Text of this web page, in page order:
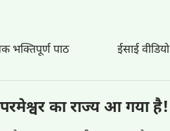
भक्तिपूर्ण पाठ ईसाई वीडियो
परमेश्वर का राज्य आ गया है!